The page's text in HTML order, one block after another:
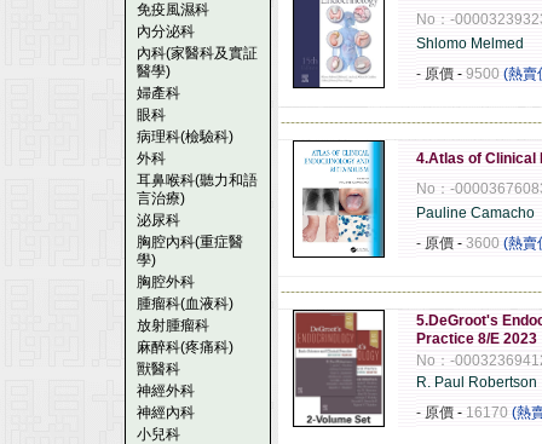
免疫風濕科
內分泌科
內科(家醫科及實証
醫學)
婦產科
眼科
病理科(檢驗科)
外科
耳鼻喉科(聽力和語
言治療)
泌尿科
胸腔內科(重症醫
學)
胸腔外科
腫瘤科(血液科)
放射腫瘤科
麻醉科(疼痛科)
獸醫科
神經外科
神經內科
小兒科
No：-
Shlomo Melmed
- 原價 - 9500 (熱賣
4.Atlas of Clinical
No：-
Pauline Camacho
- 原價 - 3600 (熱賣
5.DeGroot's
Practice 8/E 2023
No：-
R. Paul Robertson
- 原價 - 16170 (熱